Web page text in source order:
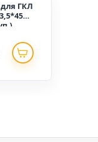
ГКЛ